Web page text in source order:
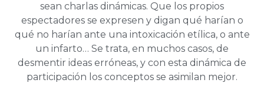
sean charlas dinámicas. Que los propios
espectadores se expresen y digan qué harían o
qué no harían ante una intoxicación etílica, o ante
un infarto… Se trata, en muchos casos, de
desmentir ideas erróneas, y con esta dinámica de
participación los conceptos se asimilan mejor.